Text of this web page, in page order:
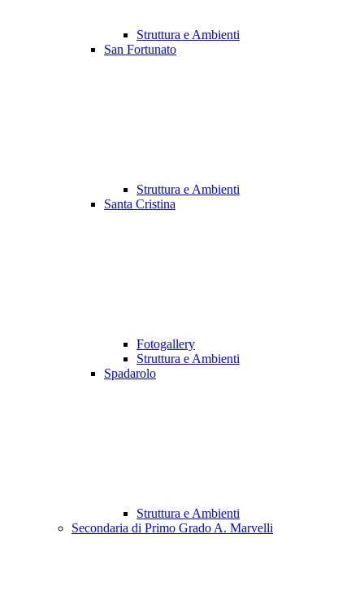
Struttura e Ambienti
San Fortunato
Struttura e Ambienti
Santa Cristina
Fotogallery
Struttura e Ambienti
Spadarolo
Struttura e Ambienti
Secondaria di Primo Grado A. Marvelli